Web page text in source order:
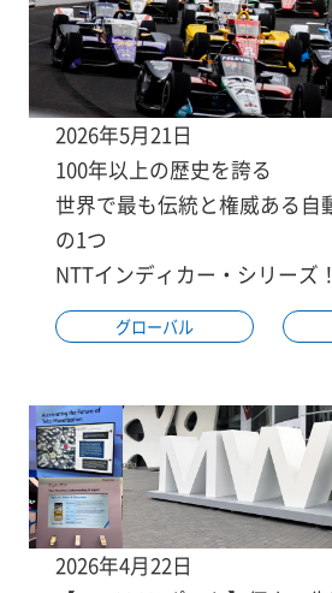
2026年5月21日
100年以上の歴史を誇る
世界で最も伝統と権威ある自
の1つ
NTTインディカー・シリーズ！
グローバル
2026年4月22日